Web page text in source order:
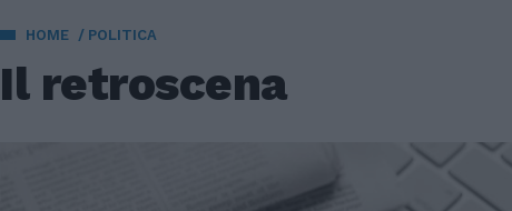
HOME POLITICA
Il retroscena